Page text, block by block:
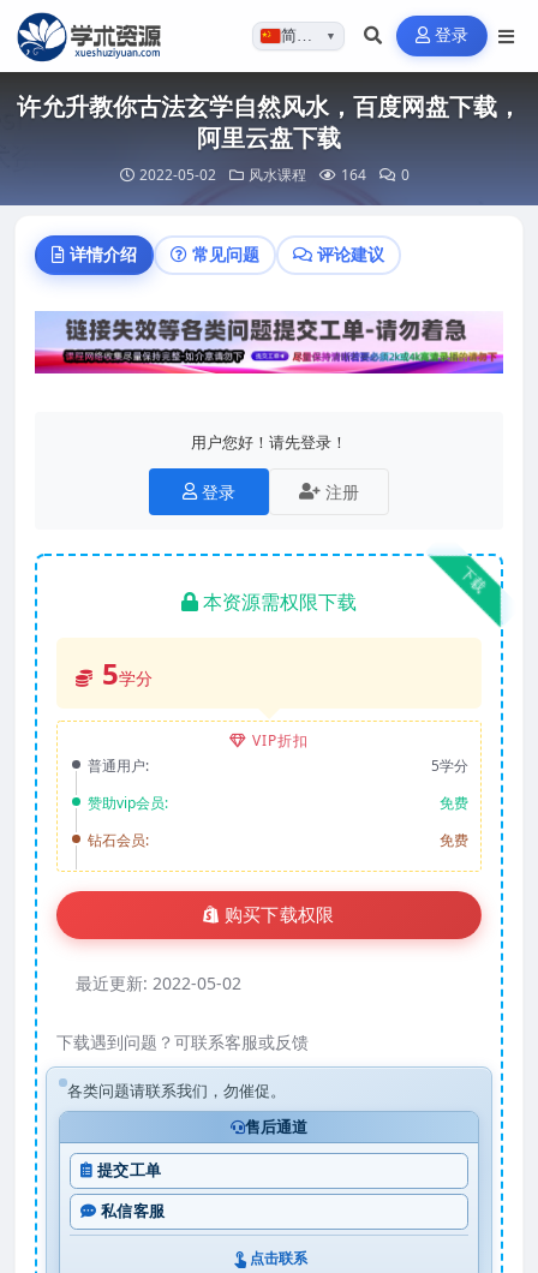
简体…▼ 登录
许允升教你古法玄学自然风水，百度网盘下载，
阿里云盘下载
2022-05-02 风水课程 164 0
详情介绍 常见问题 评论建议
用户您好！请先登录！
登录 注册
下载
本资源需权限下载
5学分
VIP折扣
普通用户:
5学分
赞助vip会员:
免费
钻石会员:
免费
购买下载权限
最近更新: 2022-05-02
下载遇到问题？可联系客服或反馈
各类问题请联系我们，勿催促。
售后通道
提交工单
私信客服
点击联系